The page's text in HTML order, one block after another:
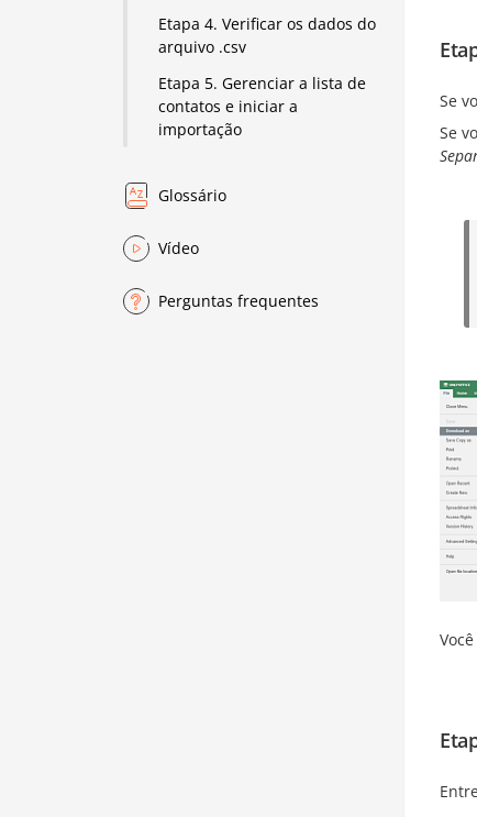
Etapa 4. Verificar os dados do
arquivo .csv
Etapa 5. Gerenciar a lista de
contatos e iniciar a
importação
Glossário
Vídeo
Perguntas frequentes
Se
Se